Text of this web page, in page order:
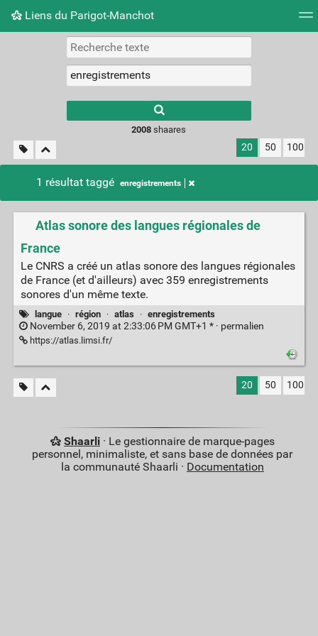
Liens du Parigot-Manchot
Nuage de tags Mur d'images
2008 shaares
20 50 100
1 résultat taggé enregistrements
Atlas sonore des langues régionales de
France
Le CNRS a créé un atlas sonore des langues régionales
de France (et d'ailleurs) avec 359 enregistrements
sonores d'un même texte.
langue · région · atlas · enregistrements
November 6, 2019 at 2:33:06 PM GMT+1 * · permalien
https://atlas.limsi.fr/
20 50 100
Shaarli· Le gestionnaire de marque-pages
personnel, minimaliste, et sans base de données par
la communauté Shaarli · Documentation